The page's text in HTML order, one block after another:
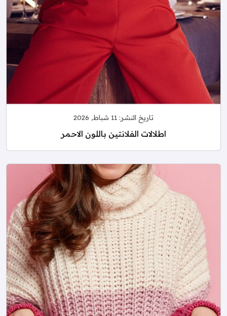
تاريخ النشر: 11 شباط, 2026
اطلالات الفلانتين باللون الاحمر